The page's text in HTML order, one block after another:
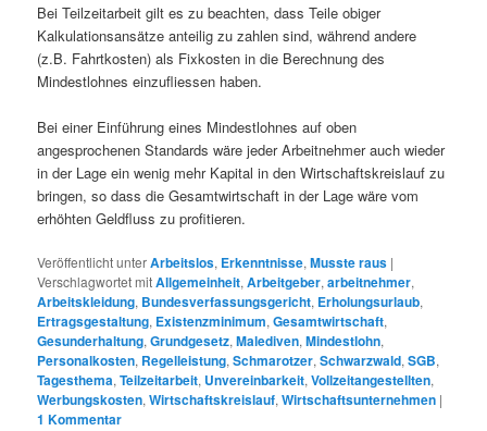
Bei Teilzeitarbeit gilt es zu beachten, dass Teile obiger
Kalkulationsansätze anteilig zu zahlen sind, während andere
(z.B. Fahrtkosten) als Fixkosten in die Berechnung des
Mindestlohnes einzufliessen haben.
Bei einer Einführung eines Mindestlohnes auf oben
angesprochenen Standards wäre jeder Arbeitnehmer auch wieder
in der Lage ein wenig mehr Kapital in den Wirtschaftskreislauf zu
bringen, so dass die Gesamtwirtschaft in der Lage wäre vom
erhöhten Geldfluss zu profitieren.
Veröffentlicht unterArbeitslos, Erkenntnisse,Musste raus |
Verschlagwortet mitAllgemeinheit,Arbeitgeber,arbeitnehmer,
Arbeitskleidung, Bundesverfassungsgericht, Erholungsurlaub,
Ertragsgestaltung, Existenzminimum,Gesamtwirtschaft,
Gesunderhaltung,Grundgesetz,Malediven,Mindestlohn,
Personalkosten, Regelleistung,Schmarotzer,Schwarzwald,SGB,
Tagesthema,Teilzeitarbeit, Unvereinbarkeit,Vollzeitangestellten,
Werbungskosten,Wirtschaftskreislauf,Wirtschaftsunternehmen |
1 Kommentar